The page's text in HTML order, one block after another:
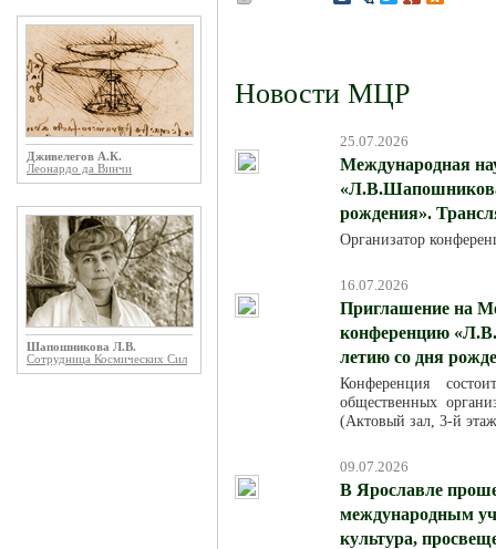
Дживелегов А.К.
Леонардо да Винчи
Шапошникова Л.В.
Сотрудница Космических Сил
Новости МЦР
25.07.2026
Международная
рождения».
Организатор
16.07.2026
Приглашение на
конференцию
летию со дня
Конференция
общественных
(Актовый зал, 3-й
09.07.2026
В Ярославле
международным
культура,